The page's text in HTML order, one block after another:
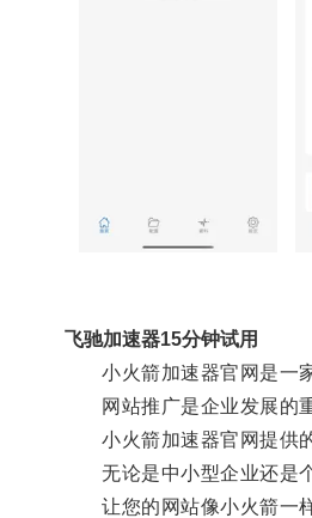
飞驰加速器15分钟试用
小火箭加速器官网是一家
网站推广是企业发展的重
小火箭加速器官网提供的
无论是中小型企业还是个
让您的网站像小火箭一样